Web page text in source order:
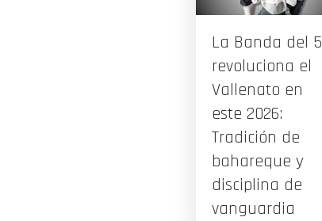
La Banda del 5
revoluciona el
Vallenato en
este 2026:
Tradición de
bahareque y
disciplina de
vanguardia